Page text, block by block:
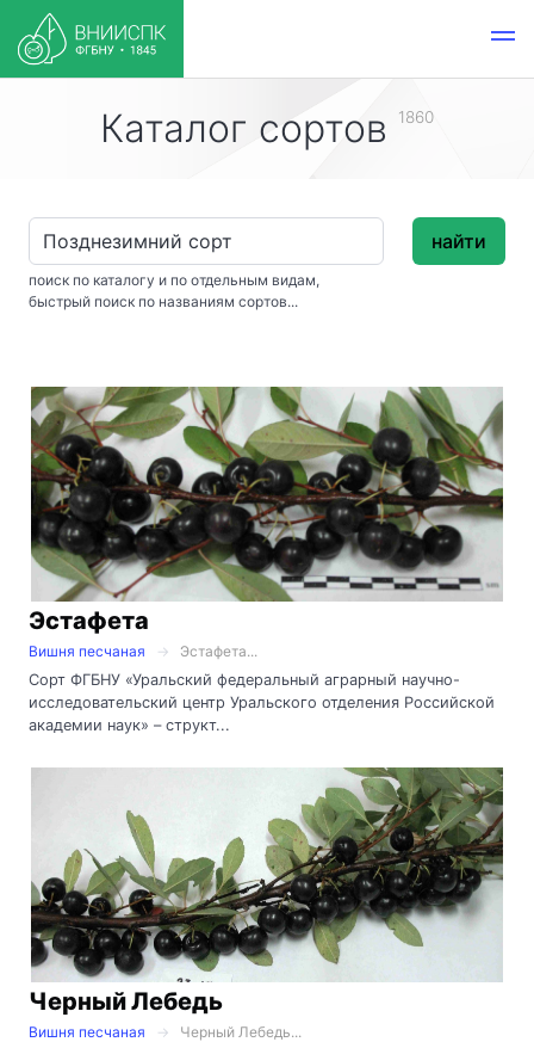
Каталог сортов 1860
поиск по каталогу и по отдельным видам,
быстрый поиск по названиям сортов...
найти
Эстафета
Вишня песчаная
Эстафета...
Сорт ФГБНУ «Уральский федеральный аграрный научно-
исследовательский центр Уральского отделения Российской
академии наук» – структ...
Черный Лебедь
Вишня песчаная
Черный Лебедь...